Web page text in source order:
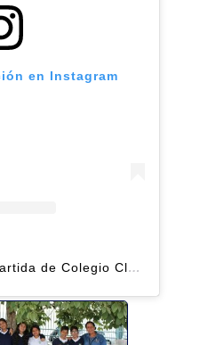
en Instagram
Una publicación compartida de Colegio Claret | Alto Hatillo (@clarethatillo)